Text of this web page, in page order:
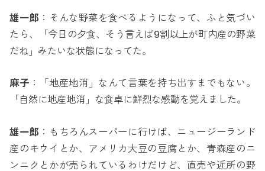
雄一郎 ：そんな野菜を食べるようになって、ふと気づい
たら、「今日の夕食、そう言えば9割以上が町内産の野菜
だね」みたいな状態になってた。
麻子 ：「地産地消」なんて言葉を持ち出すまでもない。
「自然に地産地消」な食卓に鮮烈な感動を覚えました。
雄一郎 ：もちろんスーパーに行けば、ニュージーランド
産のキウイとか、アメリカ大豆の豆腐とか、青森産のニ
ンニクとかが売られているわけだけど、直売や近所の野